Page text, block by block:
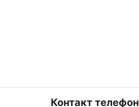
Контакт телефон